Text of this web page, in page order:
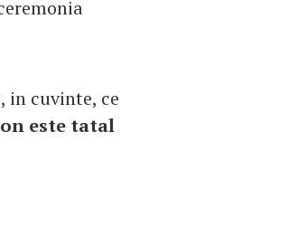
in cuvinte, ce
este tatal